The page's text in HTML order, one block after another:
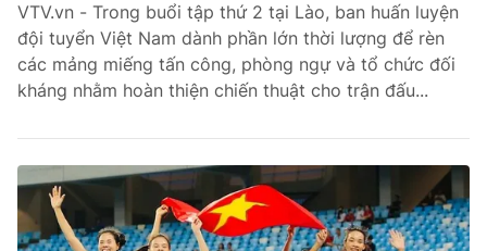
VTV.vn - Trong buổi tập thứ 2 tại Lào, ban huấn luyện
đội tuyển Việt Nam dành phần lớn thời lượng để rèn
các mảng miếng tấn công, phòng ngự và tổ chức đối
kháng nhằm hoàn thiện chiến thuật cho trận đấu...